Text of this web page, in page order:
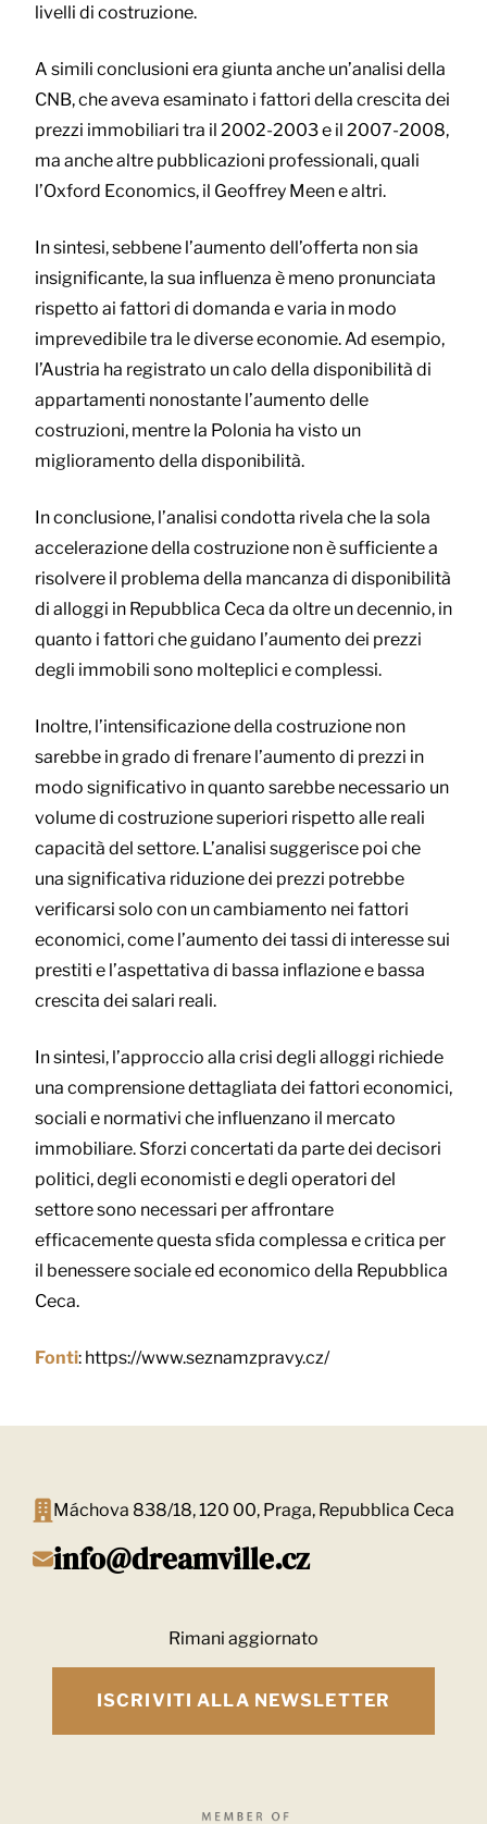
livelli di costruzione.
A simili conclusioni era giunta anche un’analisi della
CNB, che aveva esaminato i fattori della crescita dei
prezzi immobiliari tra il 2002-2003 e il 2007-2008,
ma anche altre pubblicazioni professionali, quali
l’Oxford Economics, il Geoffrey Meen e altri.
In sintesi, sebbene l’aumento dell’offerta non sia
insignificante, la sua influenza è meno pronunciata
rispetto ai fattori di domanda e varia in modo
imprevedibile tra le diverse economie. Ad esempio,
l’Austria ha registrato un calo della disponibilità di
appartamenti nonostante l’aumento delle
costruzioni, mentre la Polonia ha visto un
miglioramento della disponibilità.
In conclusione, l’analisi condotta rivela che la sola
accelerazione della costruzione non è sufficiente a
risolvere il problema della mancanza di disponibilità
di alloggi in Repubblica Ceca da oltre un decennio, in
quanto i fattori che guidano l’aumento dei prezzi
degli immobili sono molteplici e complessi.
Inoltre, l’intensificazione della costruzione non
sarebbe in grado di frenare l’aumento di prezzi in
modo significativo in quanto sarebbe necessario un
volume di costruzione superiori rispetto alle reali
capacità del settore. L’analisi suggerisce poi che
una significativa riduzione dei prezzi potrebbe
verificarsi solo con un cambiamento nei fattori
economici, come l’aumento dei tassi di interesse sui
prestiti e l’aspettativa di bassa inflazione e bassa
crescita dei salari reali.
In sintesi, l’approccio alla crisi degli alloggi richiede
una comprensione dettagliata dei fattori economici,
sociali e normativi che influenzano il mercato
immobiliare. Sforzi concertati da parte dei decisori
politici, degli economisti e degli operatori del
settore sono necessari per affrontare
efficacemente questa sfida complessa e critica per
il benessere sociale ed economico della Repubblica
Ceca.
Fonti: https://www.seznamzpravy.cz/
Máchova 838/18, 120 00, Praga, Repubblica Ceca
info@dreamville.cz
Rimani aggiornato
ISCRIVITI ALLA NEWSLETTER